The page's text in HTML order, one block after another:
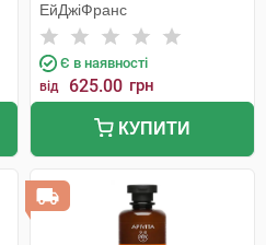
ЕйДжіФранс
Є в наявності
від 625.00 грн
КУПИТИ